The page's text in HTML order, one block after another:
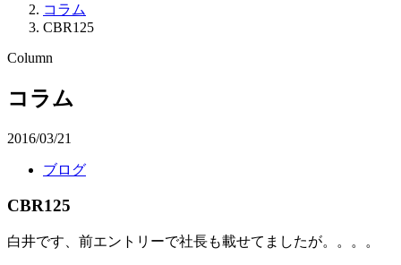
コラム
CBR125
Column
コラム
2016/03/21
ブログ
CBR125
白井です、前エントリーで社長も載せてましたが。。。。